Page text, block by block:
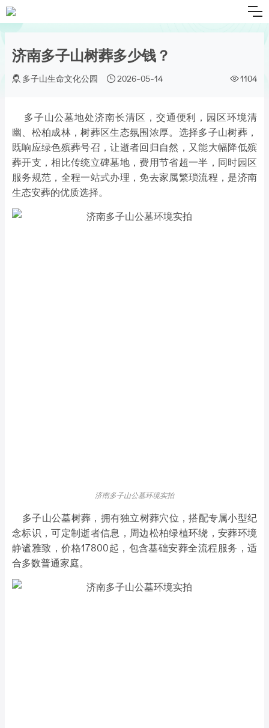
济南多子山树葬多少钱？
多子山生命文化公园 2026-05-14 1104
多子山公墓地处济南长清区，交通便利，园区环境清
幽、松柏成林，树葬区生态氛围浓厚。选择多子山树葬，
既响应绿色殡葬号召，让逝者回归自然，又能大幅降低殡
葬开支，相比传统立碑墓地，费用节省超一半，同时园区
服务规范，全程一站式办理，免去家属繁琐流程，是济南
生态安葬的优质选择。
济南多子山公墓环境实拍
多子山公墓树葬，拥有独立树葬穴位，搭配专属小型纪
念标识，可定制逝者信息，周边松柏绿植环绕，安葬环境
静谧雅致，价格17800起，包含基础安葬全流程服务，适
合多数普通家庭。